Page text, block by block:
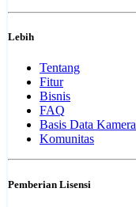
Lebih
Tentang
Fitur
Bisnis
FAQ
Basis Data Kamera
Komunitas
Pemberian Lisensi